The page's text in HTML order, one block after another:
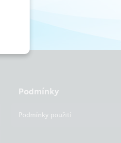
Podmínky
Podmínky použití